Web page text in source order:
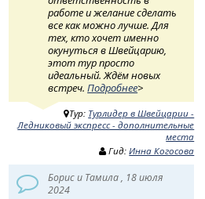
работе и желание сделать
все как можно лучше. Для
тех, кто хочет именно
окунуться в Швейцарию,
этот тур просто
идеальный. Ждём новых
встреч.Подробнее>
Тур: Турлидер в Швейцарии -
Ледниковый экспресс - дополнительные
места
Гид:Инна Когосова
Борис и Тамила , 18 июля
2024